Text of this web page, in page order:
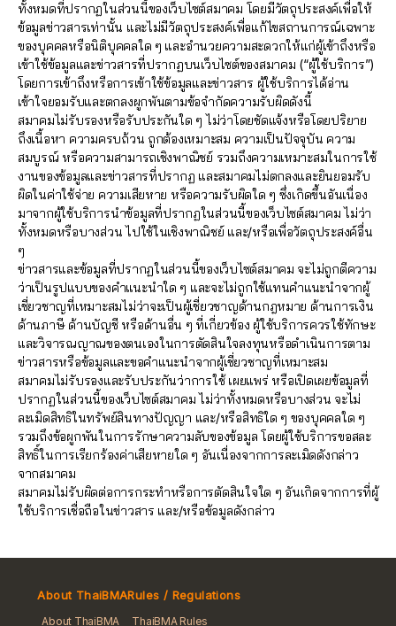
ทั้งหมดที่ปรากฏในส่วนนี้ของเว็บไซต์สมาคม โดยมีวัตถุประสงค์เพื่อให้
ข้อมูลข่าวสารเท่านั้น และไม่มีวัตถุประสงค์เพื่อแก้ไขสถานการณ์เฉพาะ
ของบุคคลหรือนิติบุคคลใด ๆ และอำนวยความสะดวกให้แก่ผู้เข้าถึงหรือ
เข้าใช้ข้อมูลและข่าวสารที่ปรากฏบนเว็บไซต์ของสมาคม (“ผู้ใช้บริการ”)
โดยการเข้าถึงหรือการเข้าใช้ข้อมูลและข่าวสาร ผู้ใช้บริการได้อ่าน
เข้าใจยอมรับและตกลงผูกพันตามข้อจำกัดความรับผิดดังนี้
สมาคมไม่รับรองหรือรับประกันใด ๆ ไม่ว่าโดยชัดแจ้งหรือโดยปริยาย
ถึงเนื้อหา ความครบถ้วน ถูกต้องเหมาะสม ความเป็นปัจจุบัน ความ
สมบูรณ์ หรือความสามารถเชิงพาณิชย์ รวมถึงความเหมาะสมในการใช้
งานของข้อมูลและข่าวสารที่ปรากฏ และสมาคมไม่ตกลงและยินยอมรับ
ผิดในค่าใช้จ่าย ความเสียหาย หรือความรับผิดใด ๆ ซึ่งเกิดขึ้นอันเนื่อง
มาจากผู้ใช้บริการนำข้อมูลที่ปรากฏในส่วนนี้ของเว็บไซต์สมาคม ไม่ว่า
ทั้งหมดหรือบางส่วน ไปใช้ในเชิงพาณิชย์ และ/หรือเพื่อวัตถุประสงค์อื่น
ๆ
ข่าวสารและข้อมูลที่ปรากฏในส่วนนี้ของเว็บไซต์สมาคม จะไม่ถูกตีความ
ว่าเป็นรูปแบบของคำแนะนำใด ๆ และจะไม่ถูกใช้แทนคำแนะนำจากผู้
เชี่ยวชาญที่เหมาะสมไม่ว่าจะเป็นผู้เชี่ยวชาญด้านกฎหมาย ด้านการเงิน
ด้านภาษี ด้านบัญชี หรือด้านอื่น ๆ ที่เกี่ยวข้อง ผู้ใช้บริการควรใช้ทักษะ
และวิจารณญาณของตนเองในการตัดสินใจลงทุนหรือดำเนินการตาม
ข่าวสารหรือข้อมูลและขอคำแนะนำจากผู้เชี่ยวชาญที่เหมาะสม
สมาคมไม่รับรองและรับประกันว่าการใช้ เผยแพร่ หรือเปิดเผยข้อมูลที่
ปรากฏในส่วนนี้ของเว็บไซต์สมาคม ไม่ว่าทั้งหมดหรือบางส่วน จะไม่
ละเมิดสิทธิในทรัพย์สินทางปัญญา และ/หรือสิทธิใด ๆ ของบุคคลใด ๆ
รวมถึงข้อผูกพันในการรักษาความลับของข้อมูล โดยผู้ใช้บริการขอสละ
สิทธิ์ในการเรียกร้องค่าเสียหายใด ๆ อันเนื่องจากการละเมิดดังกล่าว
จากสมาคม
สมาคมไม่รับผิดต่อการกระทำหรือการตัดสินใจใด ๆ อันเกิดจากการที่ผู้
ใช้บริการเชื่อถือในข่าวสาร และ/หรือข้อมูลดังกล่าว
About ThaiBMA
About ThaiBMA
Rules / Regulations
ThaiBMA Rules